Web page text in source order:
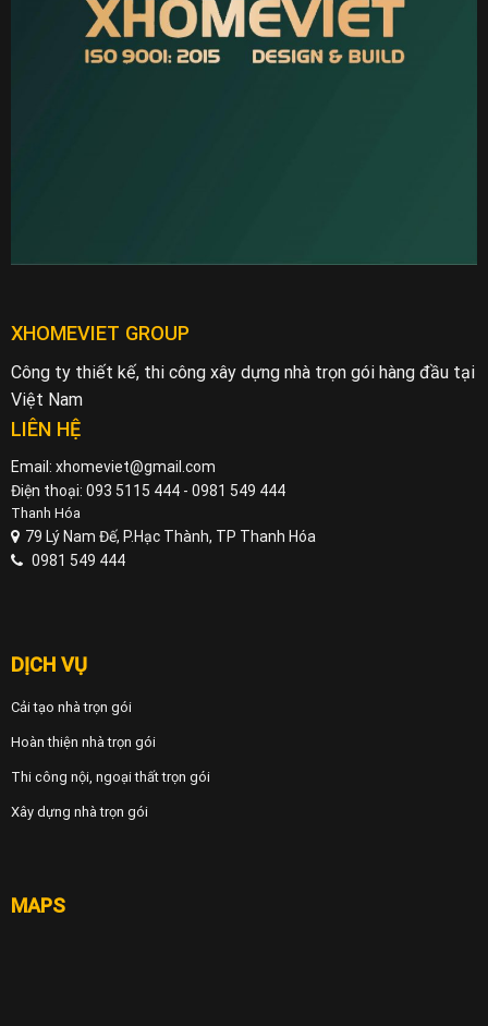
XHOMEVIET GROUP
Công ty thiết kế, thi công xây dựng nhà trọn gói hàng đầu tại
Việt Nam
LIÊN HỆ
Email: xhomeviet@gmail.com
Điện thoại: 093 5115 444 - 0981 549 444
Thanh Hóa
79 Lý Nam Đế, P.Hạc Thành, TP Thanh Hóa
0981 549 444
DỊCH VỤ
Cải tạo nhà trọn gói
Hoàn thiện nhà trọn gói
Thi công nội, ngoại thất trọn gói
Xây dựng nhà trọn gói
MAPS